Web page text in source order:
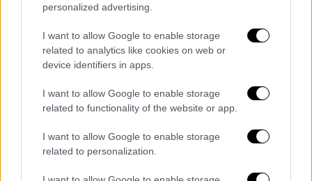
personalized advertising.
I want to allow Google to enable storage
related to analytics like cookies on web or
device identifiers in apps.
I want to allow Google to enable storage
related to functionality of the website or app.
I want to allow Google to enable storage
related to personalization.